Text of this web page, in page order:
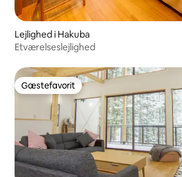
Lejlighed i Hakuba
Etværelseslejlighed
Gæstefavorit
Gæstefavorit